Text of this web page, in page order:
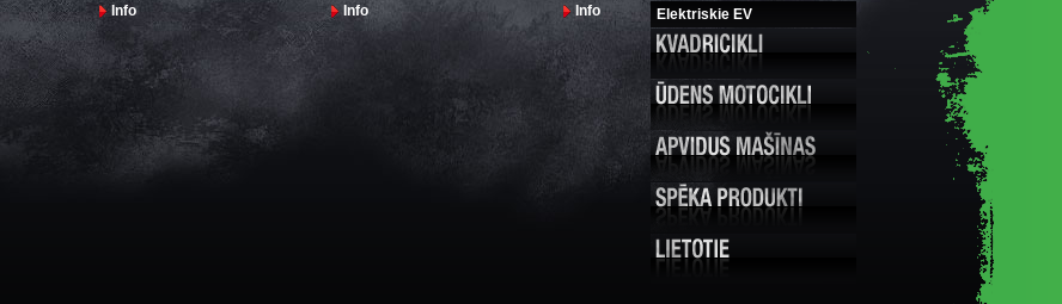
Elektriskie EV
Info Info Info